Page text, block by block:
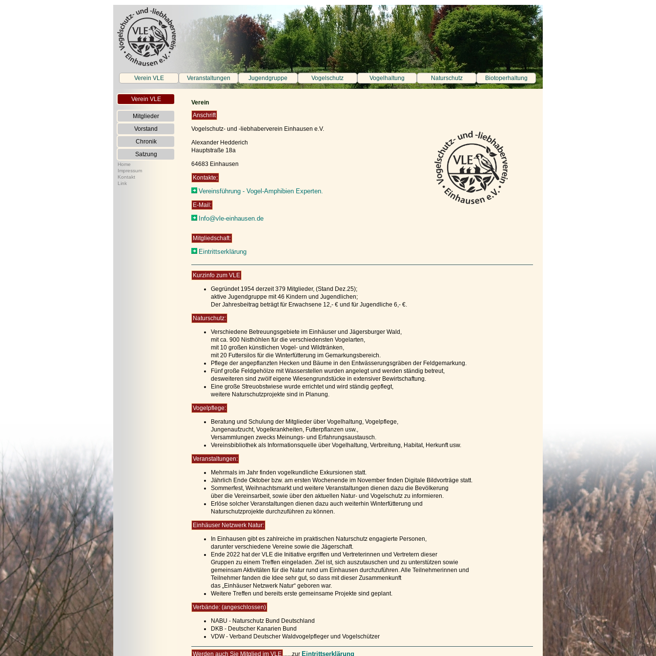
Verein VLE Veranstaltungen Jugendgruppe Vogelschutz Vogelhaltung Naturschutz Biotoperhaltung
Verein VLE
Mitglieder
Vorstand
Chronik
Satzung
Home
Impressum
Kontakt
Link
Verein
Anschrift
Vogelschutz- und -liebhaberverein Einhausen e.V.
Alexander Hedderich
Hauptstraße 18a
64683 Einhausen
Kontakte;
Vereinsführung - Vogel-Amphibien Experten.
E-Mail:
Info@vle-einhausen.de
Mitgliedschaft:
Eintrittserklärung
Kurzinfo zum VLE
Gegründet 1954 derzeit 379 Mitglieder, (Stand Dez.25);
aktive Jugendgruppe mit 46 Kindern und Jugendlichen;
Der Jahresbeitrag beträgt für Erwachsene 12,- € und für Jugendliche 6,- €.
Naturschutz:
Verschiedene Betreuungsgebiete im Einhäuser und Jägersburger Wald,
mit ca. 900 Nisthöhlen für die verschiedensten Vogelarten,
mit 10 großen künstlichen Vogel- und Wildtränken,
mit 20 Futtersilos für die Winterfütterung im Gemarkungsbereich.
Pflege der angepflanzten Hecken und Bäume in den Entwässerungsgräben der Feldgemarkung.
Fünf große Feldgehölze mit Wasserstellen wurden angelegt und werden ständig betreut,
desweiteren sind zwölf eigene Wiesengrundstücke in extensiver Bewirtschaftung.
Eine große Streuobstwiese wurde errichtet und wird ständig gepflegt,
weitere Naturschutzprojekte sind in Planung.
Vogelpflege:
Beratung und Schulung der Mitglieder über Vogelhaltung, Vogelpflege,
Jungenaufzucht, Vogelkrankheiten, Futterpflanzen usw.,
Versammlungen zwecks Meinungs- und Erfahrungsaustausch.
Vereinsbibliothek als Informationsquelle über Vogelhaltung, Verbreitung, Habitat, Herkunft usw.
Veranstaltungen:
Mehrmals im Jahr finden vogelkundliche Exkursionen statt.
Jährlich Ende Oktober bzw. am ersten Wochenende im November finden Digitale Bildvorträge statt.
Sommerfest, Weihnachtsmarkt und weitere Veranstaltungen dienen dazu die Bevölkerung
über die Vereinsarbeit, sowie über den aktuellen Natur- und Vogelschutz zu informieren.
Erlöse solcher Veranstaltungen dienen dazu auch weiterhin Winterfütterung und
Naturschutzprojekte durchzuführen zu können.
Einhäuser Netzwerk Natur:
In Einhausen gibt es zahlreiche im praktischen Naturschutz engagierte Personen,
darunter verschiedene Vereine sowie die Jägerschaft.
Ende 2022 hat der VLE die Initiative ergriffen und Vertreterinnen und Vertretern dieser
Gruppen zu einem Treffen eingeladen. Ziel ist, sich auszutauschen und zu unterstützen sowie
gemeinsam Aktivitäten für die Natur rund um Einhausen durchzuführen. Alle Teilnehmerinnen und
Teilnehmer fanden die Idee sehr gut, so dass mit dieser Zusammenkunft
das „Einhäuser Netzwerk Natur“ geboren war.
Weitere Treffen und bereits erste gemeinsame Projekte sind geplant.
Verbände: (angeschlossen)
NABU - Naturschutz Bund Deutschland
DKB - Deutscher Kanarien Bund
VDW - Verband Deutscher Waldvogelpfleger und Vogelschützer
Werden auch Sie Mitglied im VLE ......zur Eintrittserklärung